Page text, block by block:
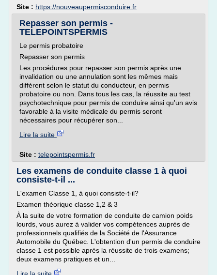
Site : https://nouveaupermisconduire.fr
Repasser son permis -
TELEPOINTSPERMIS
Le permis probatoire
Repasser son permis
Les procédures pour repasser son permis après une
invalidation ou une annulation sont les mêmes mais
diffèrent selon le statut du conducteur, en permis
probatoire ou non. Dans tous les cas, la réussite au test
psychotechnique pour permis de conduire ainsi qu'un avis
favorable à la visite médicale du permis seront
nécessaires pour récupérer son...
Lire la suite
Site : telepointspermis.fr
Les examens de conduite classe 1 à quoi
consiste-t-il ...
L'examen Classe 1, à quoi consiste-t-il?
Examen théorique classe 1,2 & 3
À la suite de votre formation de conduite de camion poids
lourds, vous aurez à valider vos compétences auprès de
professionnels qualifiés de la Société de l'Assurance
Automobile du Québec. L'obtention d'un permis de conduire
classe 1 est possible après la réussite de trois examens;
deux examens pratiques et un...